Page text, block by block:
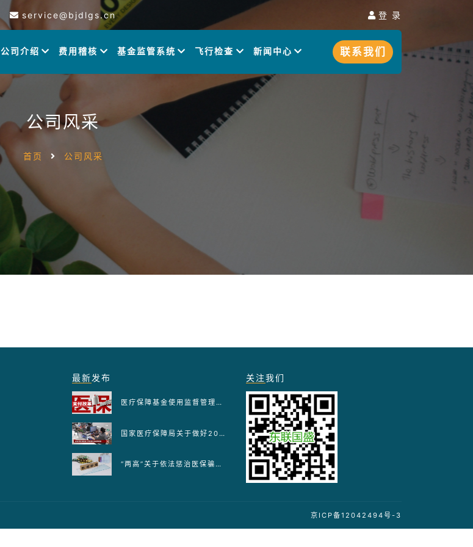
service@bjdlgs.cn 登 录
公司介绍 费用稽核 基金监管系统 飞行检查 新闻中心 联系我们
公司风采
首页 公司风采
最新发布
医疗保障基金使用监督管理条例实施细则
国家医疗保障局关于做好2026年医疗保障基金监管工作的通知
“两高”关于依法惩治医保骗保犯罪典型案例
关注我们
京ICP备12042494号-3